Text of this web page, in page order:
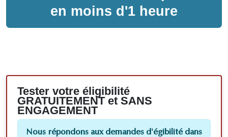
en moins d'1 heure
Tester votre éligibilité
GRATUITEMENT et SANS
ENGAGEMENT
Nous répondons aux demandes d'égibilité dans